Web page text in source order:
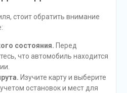
стоит обратить внимание
состояния. Перед
что автомобиль находится
Изучите карту и выберите
остановок и мест для